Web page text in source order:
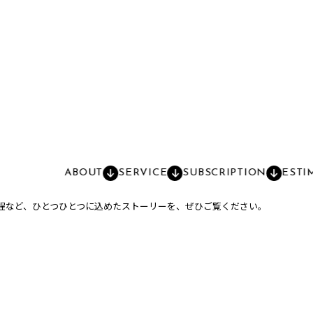
ABOUT SERVICE SUBSCRIPTION
ど、ひとつひとつに込めたストーリーを、ぜひご覧ください。